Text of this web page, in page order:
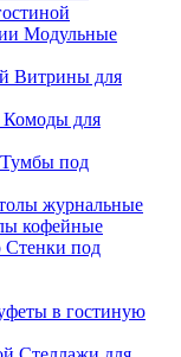
Модульные
Витрины для
Комоды для
Тумбы под
журнальные
кофейные
Стенки под
в гостиную